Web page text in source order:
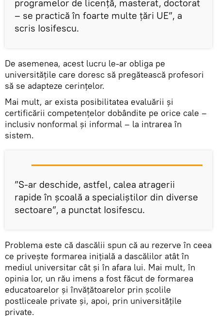
programelor de licență, masterat, doctorat
– se practică în foarte multe țări UE”, a
scris Iosifescu.
De asemenea, acest lucru le-ar obliga pe
universitățile care doresc să pregătească profesori
să se adapteze cerințelor.
Mai mult, ar exista posibilitatea evaluării și
certificării competențelor dobândite pe orice cale –
inclusiv nonformal și informal – la intrarea în
sistem.
”S-ar deschide, astfel, calea atragerii
rapide în școală a specialiștilor din diverse
sectoare”, a punctat Iosifescu.
Problema este că dascălii spun că au rezerve în ceea
ce privește formarea inițială a dascălilor atât în
mediul universitar cât și în afara lui. Mai mult, în
opinia lor, un rău imens a fost făcut de formarea
educatoarelor și învățătoarelor prin școlile
postliceale private și, apoi, prin universitățile
private.